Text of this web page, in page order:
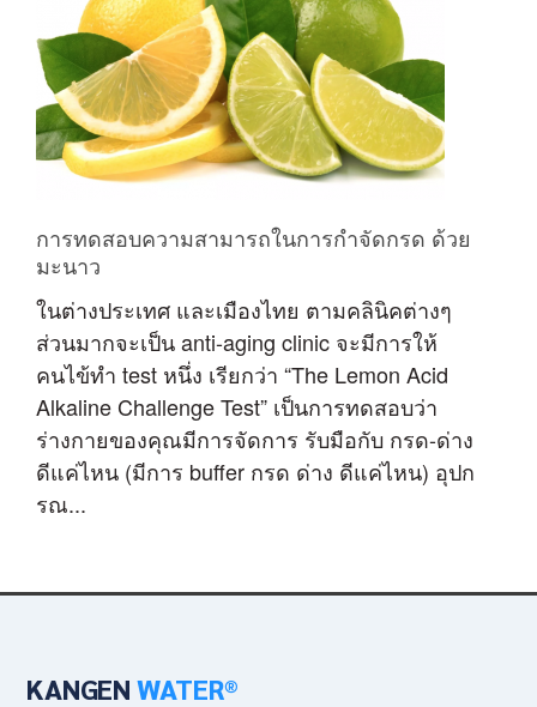
การทดสอบความสามารถในการกำจัดกรด ด้วย
มะนาว
ในต่างประเทศ และเมืองไทย ตามคลินิคต่างๆ
ส่วนมากจะเป็น anti-aging clinic จะมีการให้
คนไข้ทำ test หนึ่ง เรียกว่า “The Lemon Acid
Alkaline Challenge Test” เป็นการทดสอบว่า
ร่างกายของคุณมีการจัดการ รับมือกับ กรด-ด่าง
ดีแค่ไหน (มีการ buffer กรด ด่าง ดีแค่ไหน) อุปก
รณ...
KANGEN WATER®